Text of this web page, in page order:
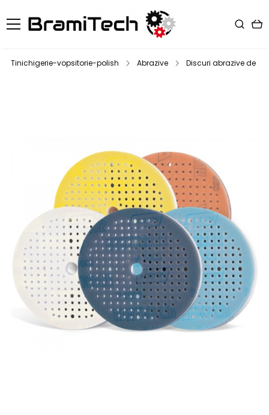
Tinichigerie-vopsitorie-polish Abrazive Discuri abrazive de